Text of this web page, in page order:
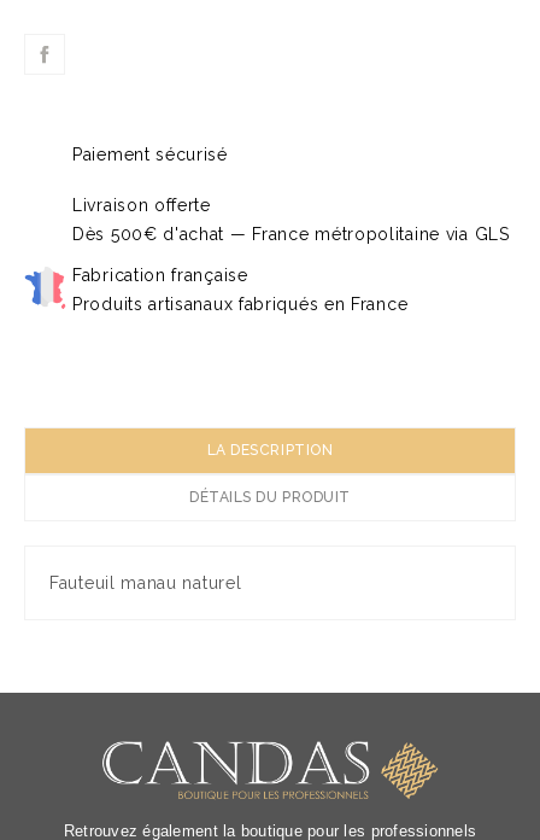
Paiement sécurisé
Livraison offerte
Dès 500€ d'achat — France métropolitaine via GLS
Fabrication française
Produits artisanaux fabriqués en France
LA DESCRIPTION
DÉTAILS DU PRODUIT
Fauteuil manau naturel
Retrouvez également la boutique pour les professionnels